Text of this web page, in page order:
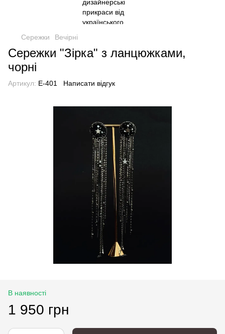
Сережки Вечірні
Сережки "Зірка" з ланцюжками,
чорні
Артикул: E-401 Написати відгук
В наявності
1 950 грн